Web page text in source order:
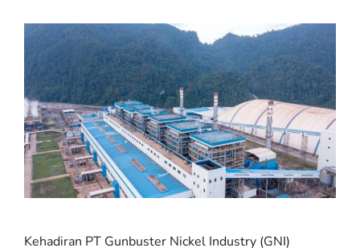
Kehadiran PT Gunbuster Nickel Industry (GNI)